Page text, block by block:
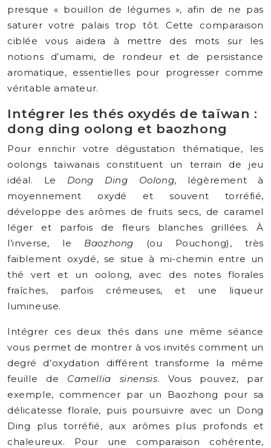
presque « bouillon de légumes », afin de ne pas
saturer votre palais trop tôt. Cette comparaison
ciblée vous aidera à mettre des mots sur les
notions d’umami, de rondeur et de persistance
aromatique, essentielles pour progresser comme
véritable amateur.
Intégrer les thés oxydés de taïwan :
dong ding oolong et baozhong
Pour enrichir votre dégustation thématique, les
oolongs taïwanais constituent un terrain de jeu
idéal. Le Dong Ding Oolong, légèrement à
moyennement oxydé et souvent torréfié,
développe des arômes de fruits secs, de caramel
léger et parfois de fleurs blanches grillées. À
l’inverse, le Baozhong (ou Pouchong), très
faiblement oxydé, se situe à mi-chemin entre un
thé vert et un oolong, avec des notes florales
fraîches, parfois crémeuses, et une liqueur
lumineuse.
Intégrer ces deux thés dans une même séance
vous permet de montrer à vos invités comment un
degré d’oxydation différent transforme la même
feuille de Camellia sinensis. Vous pouvez, par
exemple, commencer par un Baozhong pour sa
délicatesse florale, puis poursuivre avec un Dong
Ding plus torréfié, aux arômes plus profonds et
chaleureux. Pour une comparaison cohérente,